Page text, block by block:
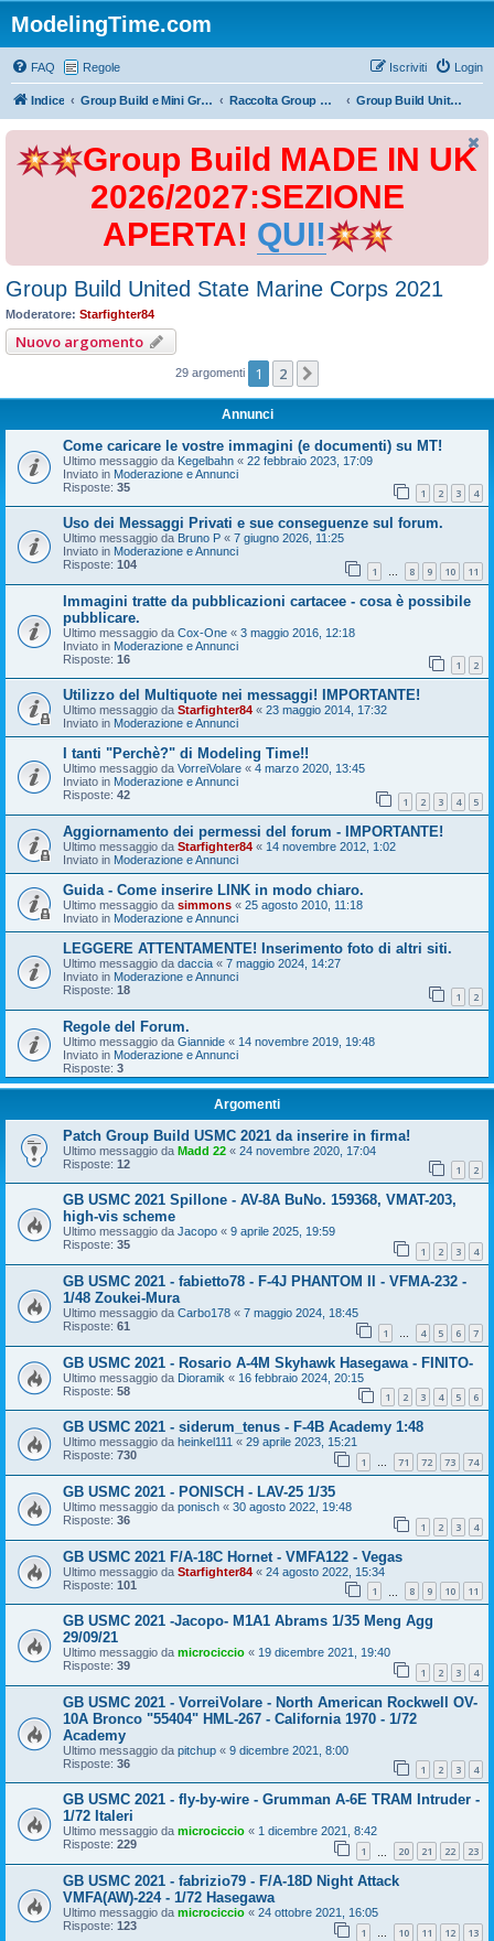
ModelingTime.com
FAQ Regole Login
Iscriviti
Indice Group Build e Mini Group Build Raccolta Group Build Group Build United State Marine Corps 2021
Group Build MADE IN UK
2026/2027:SEZIONE
APERTA! QUI!
Group Build United State Marine Corps 2021
Moderatore: Starfighter84
Nuovo argomento
29 argomenti 1 2
Annunci
Come caricare le vostre immagini (e documenti) su MT!
Ultimo messaggio da Kegelbahn « 22 febbraio 2023, 17:09
Inviato in Moderazione e Annunci
Risposte: 35 1 2 3 4
Uso dei Messaggi Privati e sue conseguenze sul forum.
Ultimo messaggio da Bruno P « 7 giugno 2026, 11:25
Inviato in Moderazione e Annunci
Risposte: 104 1 … 8 9 10 11
Immagini tratte da pubblicazioni cartacee - cosa è possibile
pubblicare.
Ultimo messaggio da Cox-One « 3 maggio 2016, 12:18
Inviato in Moderazione e Annunci
Risposte: 16 1 2
Utilizzo del Multiquote nei messaggi! IMPORTANTE!
Ultimo messaggio da Starfighter84 « 23 maggio 2014, 17:32
Inviato in Moderazione e Annunci
I tanti "Perchè?" di Modeling Time!!
Ultimo messaggio da VorreiVolare « 4 marzo 2020, 13:45
Inviato in Moderazione e Annunci
Risposte: 42 1 2 3 4 5
Aggiornamento dei permessi del forum - IMPORTANTE!
Ultimo messaggio da Starfighter84 « 14 novembre 2012, 1:02
Inviato in Moderazione e Annunci
Guida - Come inserire LINK in modo chiaro.
Ultimo messaggio da simmons « 25 agosto 2010, 11:18
Inviato in Moderazione e Annunci
LEGGERE ATTENTAMENTE! Inserimento foto di altri siti.
Ultimo messaggio da daccia « 7 maggio 2024, 14:27
Inviato in Moderazione e Annunci
Risposte: 18 1 2
Regole del Forum.
Ultimo messaggio da Giannide « 14 novembre 2019, 19:48
Inviato in Moderazione e Annunci
Risposte: 3
Argomenti
Patch Group Build USMC 2021 da inserire in firma!
Ultimo messaggio da Madd 22 « 24 novembre 2020, 17:04
Risposte: 12 1 2
GB USMC 2021 Spillone - AV-8A BuNo. 159368, VMAT-203,
high-vis scheme
Ultimo messaggio da Jacopo « 9 aprile 2025, 19:59
Risposte: 35 1 2 3 4
GB USMC 2021 - fabietto78 - F-4J PHANTOM II - VFMA-232 -
1/48 Zoukei-Mura
Ultimo messaggio da Carbo178 « 7 maggio 2024, 18:45
Risposte: 61 1 … 4 5 6 7
GB USMC 2021 - Rosario A-4M Skyhawk Hasegawa - FINITO-
Ultimo messaggio da Dioramik « 16 febbraio 2024, 20:15
Risposte: 58 1 2 3 4 5 6
GB USMC 2021 - siderum_tenus - F-4B Academy 1:48
Ultimo messaggio da heinkel111 « 29 aprile 2023, 15:21
Risposte: 730 1 … 71 72 73 74
GB USMC 2021 - PONISCH - LAV-25 1/35
Ultimo messaggio da ponisch « 30 agosto 2022, 19:48
Risposte: 36 1 2 3 4
GB USMC 2021 F/A-18C Hornet - VMFA122 - Vegas
Ultimo messaggio da Starfighter84 « 24 agosto 2022, 15:34
Risposte: 101 1 8 9 10 11
GB USMC 2021 -Jacopo- M1A1 Abrams 1/35 Meng Agg
29/09/21
Ultimo messaggio da microciccio « 19 dicembre 2021, 19:40
Risposte: 39 1 2 3 4
GB USMC 2021 - VorreiVolare - North American Rockwell OV-
10A Bronco "55404" HML-267 - California 1970 - 1/72
Academy
Ultimo messaggio da pitchup « 9 dicembre 2021, 8:00
Risposte: 36 1 2 3 4
GB USMC 2021 - fly-by-wire - Grumman A-6E TRAM Intruder -
1/72 Italeri
Ultimo messaggio da microciccio « 1 dicembre 2021, 8:42
Risposte: 229 1 20 21 22 23
GB USMC 2021 - fabrizio79 - F/A-18D Night Attack
VMFA(AW)-224 - 1/72 Hasegawa
Ultimo messaggio da microciccio « 24 ottobre 2021, 16:05
Risposte: 123 1 … 10 11 12 13